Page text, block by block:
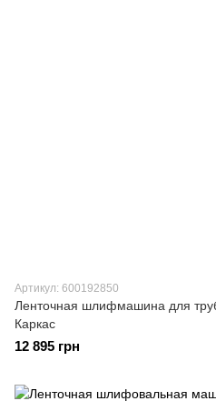
Артикул: 600192850
Ленточная шлифмашина для
Каркас
12 895 грн